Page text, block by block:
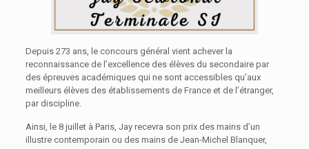
Depuis 273 ans, le concours général vient achever la
reconnaissance de l’excellence des élèves du secondaire par
des épreuves académiques qui ne sont accessibles qu’aux
meilleurs élèves des établissements de France et de l’étranger,
par discipline.
Ainsi, le 8 juillet à Paris, Jay recevra son prix des mains d’un
illustre contemporain ou des mains de Jean-Michel Blanquer,